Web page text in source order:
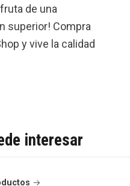
de una
superior! Compra
y vive la calidad
interesar